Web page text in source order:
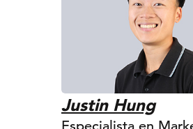
Justin Hung